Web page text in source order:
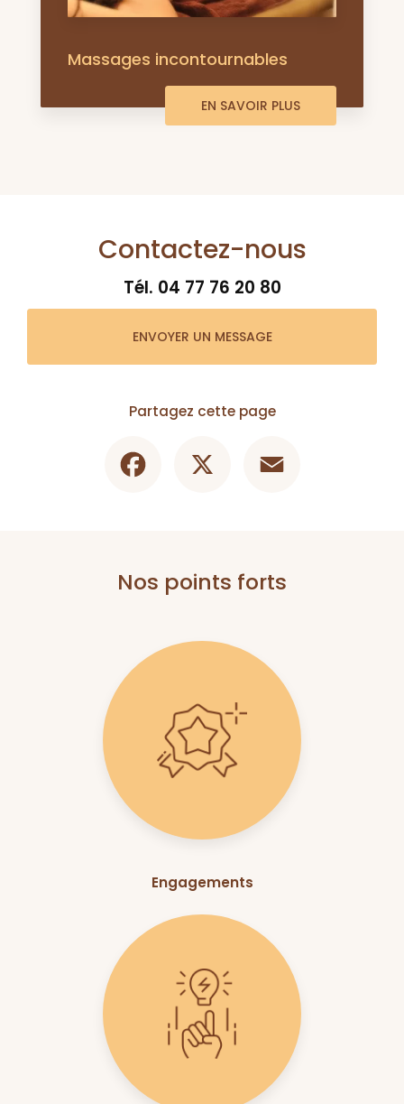
Massages incontournables
EN SAVOIR PLUS
Contactez-nous
Tél. 04 77 76 20 80
ENVOYER UN MESSAGE
Partagez cette page
Nos points forts
Engagements